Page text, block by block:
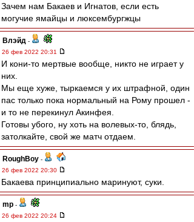
Зачем нам Бакаев и Игнатов, если есть
могучие ямайцы и люксембургжцы
Влэйд -
26 фев 2022 20:31
И кони-то мертвые вообще, никто не играет у
них.
Мы еще хуже, тыркаемся у их штрафной, один
пас только пока нормальный на Рому прошел -
и то не перекинул Акинфея.
Готовы убого, ну хоть на волевых-то, блядь,
затолкайте, свой же матч отдаем.
RoughBoy -
26 фев 2022 20:30
Бакаева принципиально маринуют, суки.
mp -
26 фев 2022 20:24